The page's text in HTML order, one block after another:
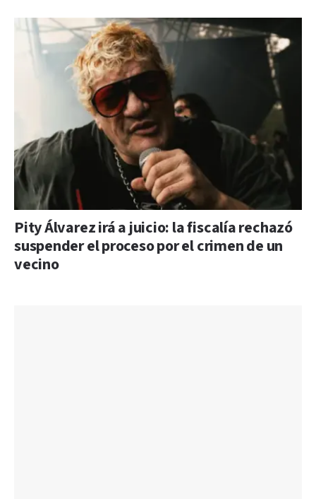
Pity Álvarez irá a juicio: la fiscalía rechazó
suspender el proceso por el crimen de un
vecino